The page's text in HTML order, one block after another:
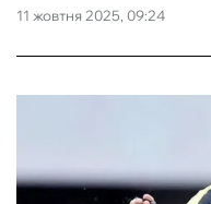
11 жовтня 2025, 09:24